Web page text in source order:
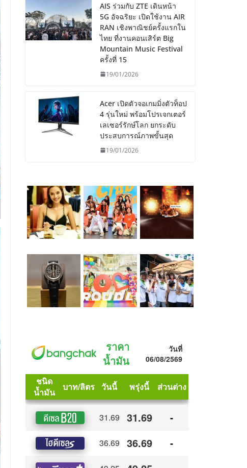
AIS ร่วมกับ ZTE เดินหน้า
5G อัจฉริยะ เปิดใช้งาน AIR
RAN เชิงพาณิชย์ครั้งแรกใน
ไทย ที่งานคอนเสิร์ต Big
Mountain Music Festival
ครั้งที่ 15
19/01/2026
Acer เปิดตัวจอเกมมิ่งตัวท็อป
4 รุ่นใหม่ พร้อมโปรเจกเตอร์
เลเซอร์รักษ์โลก ยกระดับ
ประสบการณ์ภาพขั้นสุด
19/01/2026